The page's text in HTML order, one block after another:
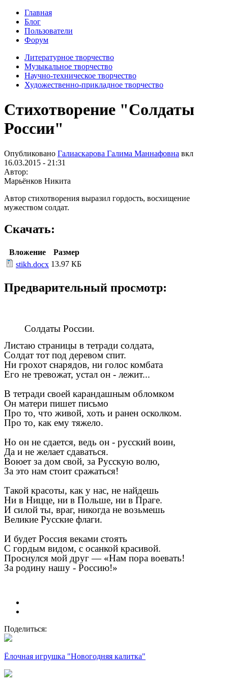
Главная
Блог
Пользователи
Форум
Литературное творчество
Музыкальное творчество
Научно-техническое творчество
Художественно-прикладное творчество
Стихотворение "Солдаты
России"
Опубликовано Галиаскарова Галима Маннафовна вкл
16.03.2015 - 21:31
Автор:
Марьёнков Никита
Автор стихотворения выразил гордость, восхищение
мужеством солдат.
Скачать:
Вложение
Размер
stikh.docx 13.97 КБ
Предварительный просмотр:
Солдаты России.
Листаю страницы в тетради солдата,
Солдат тот под деревом спит.
Ни грохот снарядов, ни голос комбата
Его не тревожат, устал он - лежит...
В тетради своей карандашным обломком
Он матери пишет письмо
Про то, что живой, хоть и ранен осколком.
Про то, как ему тяжело.
Но он не сдается, ведь он - русский воин,
Да и не желает сдаваться.
Воюет за дом свой, за Русскую волю,
За это нам стоит сражаться!
Такой красоты, как у нас, не найдешь
Ни в Ницце, ни в Польше, ни в Праге.
И силой ты, враг, никогда не возьмешь
Великие Русские флаги.
И будет Россия веками стоять
С гордым видом, с осанкой красивой.
Проснулся мой друг — «Нам пора воевать!
За родину нашу - Россию!»
Поделиться:
Ёлочная игрушка "Новогодняя калитка"